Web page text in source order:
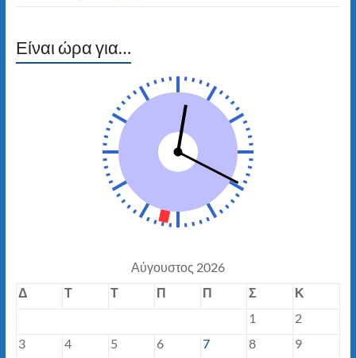
Είναι ώρα για…
Αύγουστος 2026
Δ
Τ Τ Π Π Σ
Κ
1
2
3
4 5 6 7 8
9